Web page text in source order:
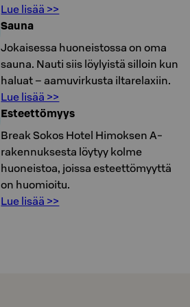
Lue lisää >>
Sauna
Jokaisessa huoneistossa on oma
sauna. Nauti siis löylyistä silloin kun
haluat – aamuvirkusta iltarelaxiin.
Lue lisää >>
Esteettömyys
Break Sokos Hotel Himoksen A-
rakennuksesta löytyy kolme
huoneistoa, joissa esteettömyyttä
on huomioitu.
Lue lisää >>